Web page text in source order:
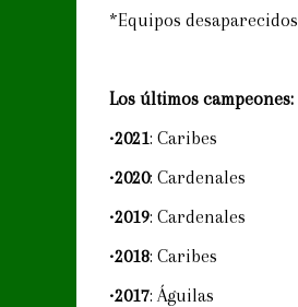
*Equipos desaparecidos
Los últimos campeones:
•2021: Caribes
•2020: Cardenales
•2019: Cardenales
•2018: Caribes
•2017: Águilas